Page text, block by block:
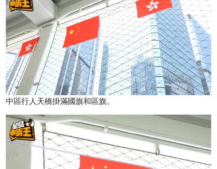
中區行人天橋掛滿國旗和區旗。